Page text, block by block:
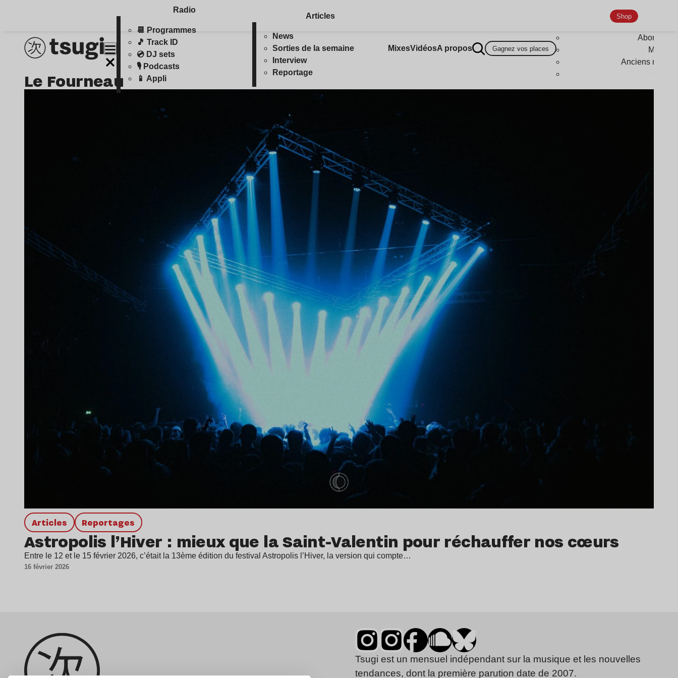
Radio
📆 Programmes
🎵 Track ID
💿 DJ sets
🎙️ Podcasts
📱 Appli
Articles
News
Sorties de la semaine
Interview
Reportage
MixesVidéosA propos Gagnez vos places
Shop
Anciens
Le Fourneau
Articles Reportages
Astropolis l’Hiver : mieux que la Saint-Valentin pour réchauffer nos cœurs
Entre le 12 et le 15 février 2026, c’était la 13ème édition du festival Astropolis l’Hiver, la version qui compte…
16 février 2026
Tsugi est un mensuel indépendant sur la musique et les nouvelles
tendances, dont la première parution date de 2007.